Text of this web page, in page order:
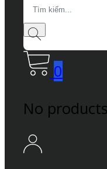
Search
0
No